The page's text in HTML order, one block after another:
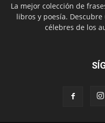
La mejor colección de
libros y poesía.
célebres de los